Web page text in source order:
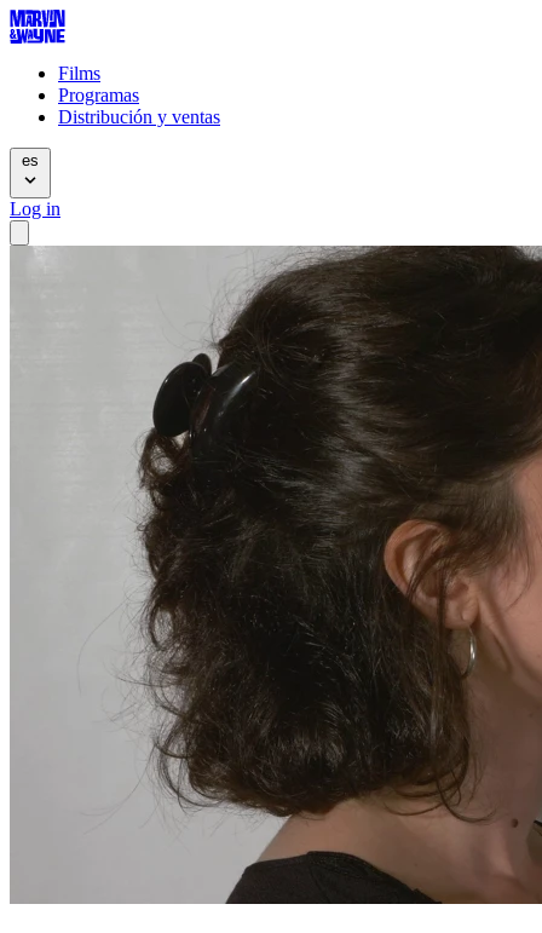
Films
Programas
Distribución y ventas
es
Log in